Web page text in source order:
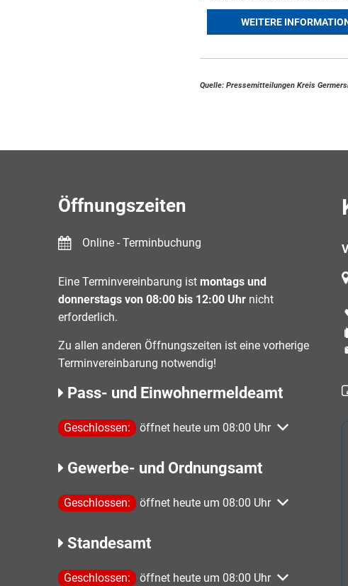
WEITERE
Quelle: Pressemitteilungen Kreis
Öffnungszeiten
Online - Terminbuchung
Eine Terminvereinbarung ist montags und
donnerstags von 08:00 bis 12:00 Uhr nicht
erforderlich.
Zu allen anderen Öffnungszeiten ist eine vorherige
Terminvereinbarung notwendig!
Pass- und Einwohnermeldeamt
Klicken, um weitere Öffnungs- oder Schließzeiten
Geschlossen: öffnet heute um 08:00 Uhr
Gewerbe- und Ordnungsamt
Klicken, um weitere Öffnungs- oder Schließzeiten
Geschlossen: öffnet heute um 08:00 Uhr
Standesamt
Klicken, um weitere Öffnungs- oder Schließzeiten
Geschlossen: öffnet heute um 08:00 Uhr